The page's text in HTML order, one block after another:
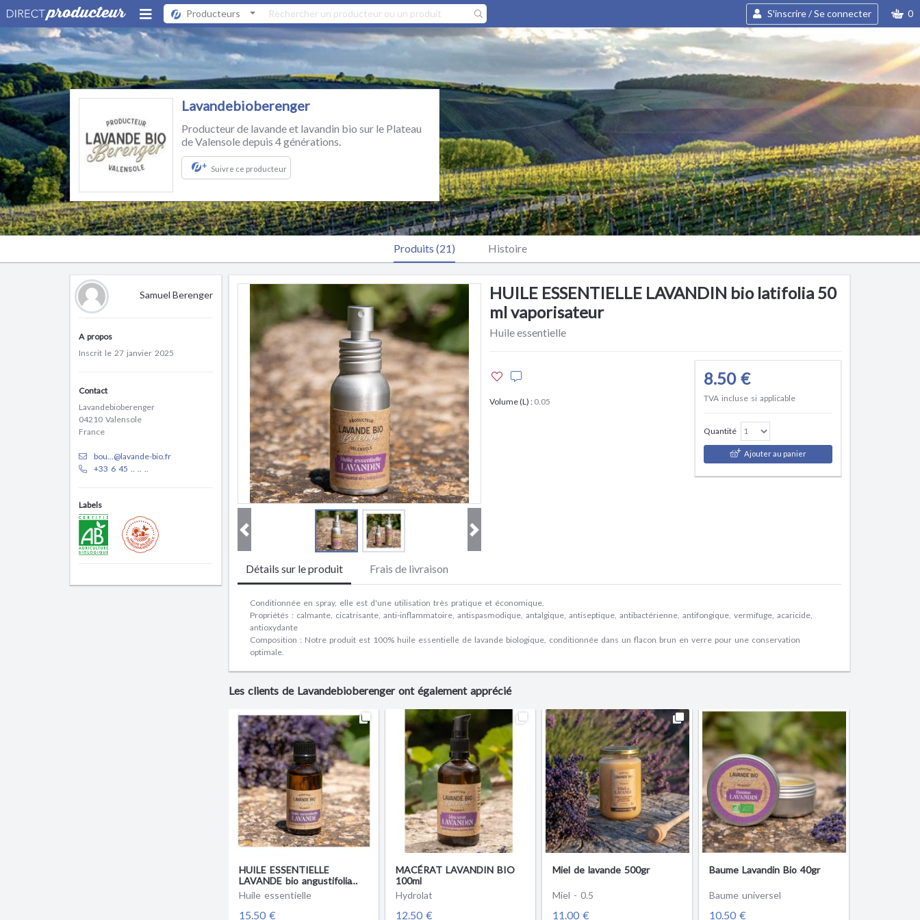
Producteurs S'inscrire / Se connecter 0
Lavandebioberenger
Producteur de lavande et lavandin bio sur le Plateau
de Valensole depuis 4 générations.
+ Suivre ce producteur
Produits (21) Histoire
Samuel Berenger
A propos
Inscrit le 27 janvier 2025
Contact
Lavandebioberenger
04210 Valensole
France
bou...@lavande-bio.fr
+33 6 45 .. .. ..
Labels
HUILE ESSENTIELLE LAVANDIN bio latifolia 50
ml vaporisateur
Huile essentielle
Volume (L) : 0.05
8.50 €
TVA incluse si applicable
Quantité
Ajouter au panier
Détails sur le produit Frais de livraison
Conditionnée en spray, elle est d'une utilisation très pratique et économique.
Propriétés : calmante, cicatrisante, anti-inflammatoire, antispasmodique, antalgique, antiseptique, antibactérienne, antifongique, vermifuge, acaricide,
antioxydante
Composition : Notre produit est 100% huile essentielle de lavande biologique, conditionnée dans un flacon brun en verre pour une conservation
optimale.
Les clients de Lavandebioberenger ont également apprécié
HUILE ESSENTIELLE
LAVANDE bio angustifolia
30ml compte-gouttes
Huile essentielle
15.50 €
MACÉRAT LAVANDIN BIO
100ml
Hydrolat
12.50 €
Miel de lavande 500gr
Miel - 0.5
11.00 €
Baume Lavandin Bio 40gr
Baume universel
10.50 €